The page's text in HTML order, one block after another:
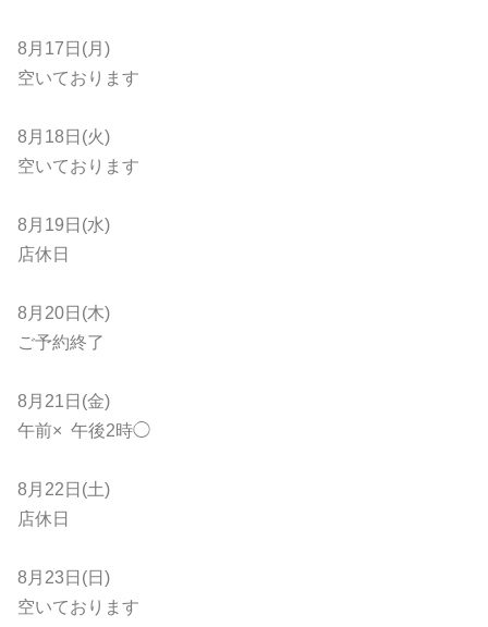
8月17日(月)
空いております
8月18日(火)
空いております
8月19日(水)
店休日
8月20日(木)
ご予約終了
8月21日(金)
午前× 午後2時◯
8月22日(土)
店休日
8月23日(日)
空いております